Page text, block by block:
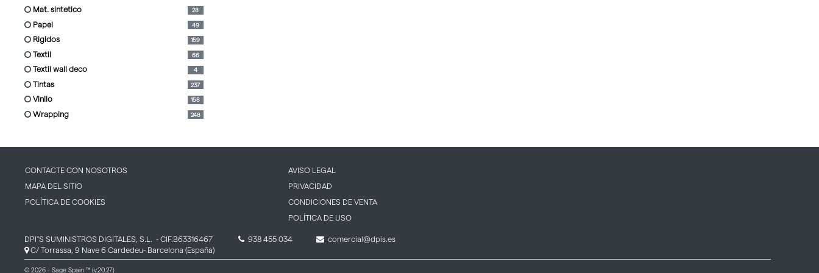
mat. sintetico 28
papel 49
rigidos 159
textil 66
textil wall deco 4
tintas 237
vinilo 158
wrapping 248
CONTACTE CON NOSOTROS
MAPA DEL SITIO
POLÍTICA DE COOKIES
AVISO LEGAL
PRIVACIDAD
CONDICIONES DE VENTA
POLÍTICA DE USO
DPI''S SUMINISTROS DIGITALES, S.L.
- CIF:B63316467
C/ Torrassa, 9 Nave 6 Cardedeu- Barcelona (España)
938 455 034 comercial@dpis.es
© 2026 - Sage Spain ™ (v.20.27)